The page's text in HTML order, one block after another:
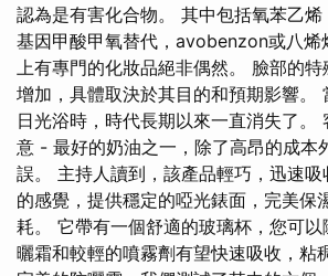
認為是有害化合物。 其中包括氧苯乙
基因甲酸甲氧替代，avobenzon或八烯
上有專門的化妝品絕非偶然。 臉部的
增加，具體取決於其目的和預期影響。
日光浴時，時代長期以來一直消失了。
意 - 最好的奶油之一，除了高昂的成本
誤。 主持人讀到，該產品輕巧，迅速
的感覺，提供穩定的啞光錶面，完美保
耗。 它帶有一個舒適的玻璃杯，您可
曬霜和較輕的噴霧劑有望快速吸收，粘